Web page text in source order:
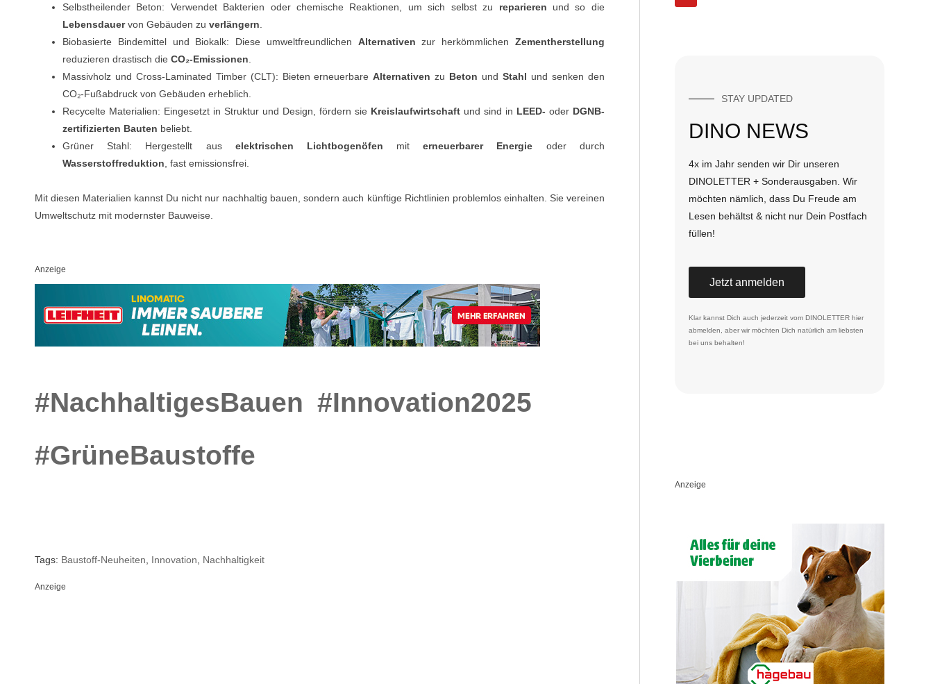
Selbstheilender Beton: Verwendet Bakterien oder chemische Reaktionen, um sich selbst zu reparieren und so die
Lebensdauervon Gebäuden zu verlängern
Biobasierte Bindemittel und Biokalk: Diese umweltfreundlichen Alternativen zur herkömmlichen Zementherstellung
reduzieren drastisch die CO₂-Emissionen
Massivholz und Cross-Laminated Timber (CLT): Bieten erneuerbareAlternativen zu Beton undStahl und senken den
CO₂-Fußabdruck von Gebäuden erheblich.
Recycelte Materialien: Eingesetzt in Struktur und Design, fördern sie Kreislaufwirtschaftund sind in LEED- oderDGNB-
zertifizierten Bauten beliebt.
Grüner Stahl: Hergestellt aus elektrischen Lichtbogenöfen miterneuerbarer Energie oder durch
Wasserstoffreduktion , fast emissionsfrei.
Mit diesen Materialien kannst Du nicht nur nachhaltig bauen, sondern auch künftige Richtlinien problemlos einhalten. Sie vereinen
Umweltschutz mit modernster Bauweise.
Anzeige
#NachhaltigesBauen #Innovation2025
#GrüneBaustoffe
Tags: Baustoff-Neuheiten Innovation Nachhaltigkeit
Anzeige
STAY UPDATED
DINO NEWS
4x im Jahr senden wir Dir unseren
DINOLETTER + Sonderausgaben. Wir
möchten nämlich, dass Du Freude am
Lesen behältst & nicht nur Dein Postfach
füllen!
Jetzt anmelden
Klar kannst Dich auch jederzeit vom DINOLETTER hier
abmelden , aber wir möchten Dich natürlich am liebsten
bei uns behalten!
Anzeige